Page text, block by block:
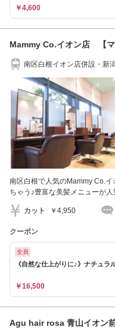
￥4,600
Mammy Co.イオン店 【マ
南区白根イオン店併設・新
南区白根で人気のMammy Co.
ちゃう♪豊富な美髪メニューが人
カット ￥4,950
クーポン
全員
《自然な仕上がりに♪》ナチュラ
￥16,500
Agu hair rosa 青山イオン